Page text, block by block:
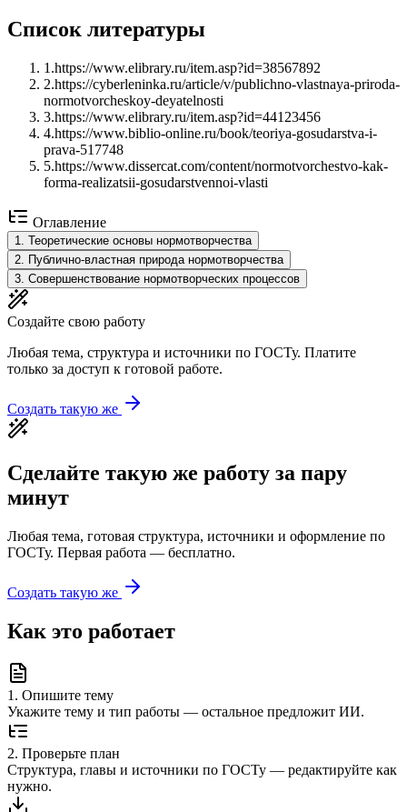
Список литературы
1 .https://www.elibrary.ru/item.asp?id=38567892
2.https://cyberleninka.ru/article/v/publichno-vlastnaya-priroda-
normotvorcheskoy-deyatelnosti
3.https://www.elibrary.ru/item.asp?id=44123456
4.https://www.biblio-online.ru/book/teoriya-gosudarstva-i-
prava-517748
5.https://www.dissercat.com/content/normotvorchestvo-kak-
forma-realizatsii-gosudarstvennoi-vlasti
Оглавление
1. Теоретические основы нормотворчества
2. Публично-властная природа нормотворчества
3. Совершенствование нормотворческих процессов
Создайте свою работу
Любая тема, структура и источники по ГОСТу. Платите
только за доступ к готовой работе.
Создать такую же
Сделайте такую же работу за пару
минут
Любая тема, готовая структура, источники и оформление по
ГОСТу. Первая работа — бесплатно.
Создать такую же
Как это работает
1 . Опишите тему
Укажите тему и тип работы — остальное предложит ИИ.
2. Проверьте план
Структура, главы и источники по ГОСТу — редактируйте как
нужно.